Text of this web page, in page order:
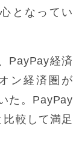
となってい
PayPay経済
ン経済圏が
た。PayPay
較して満足